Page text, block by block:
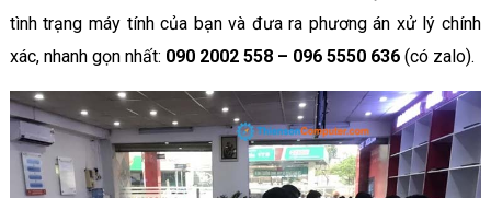
tình trạng máy tính của bạn và đưa ra phương án xử lý chính
xác, nhanh gọn nhất: 090 2002 558 – 096 5550 636(có zalo).